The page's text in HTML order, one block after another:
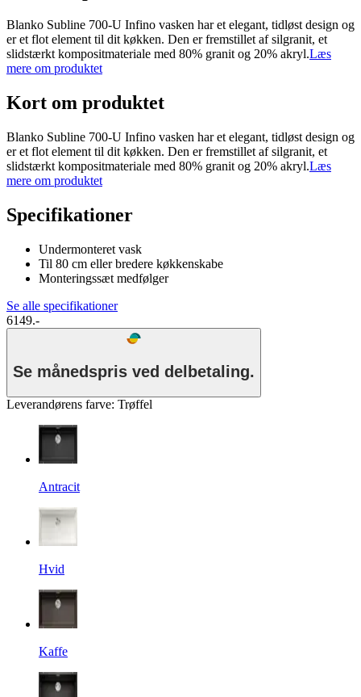
Blanko Subline 700-U Infino vasken har et elegant, tidløst design og
er et flot element til dit køkken. Den er fremstillet af silgranit, et
slidstærkt kompositmateriale med 80% granit og 20% akryl.Læs
mere om produktet
Kort om produktet
Blanko Subline 700-U Infino vasken har et elegant, tidløst design og
er et flot element til dit køkken. Den er fremstillet af silgranit, et
slidstærkt kompositmateriale med 80% granit og 20% akryl.Læs
mere om produktet
Specifikationer
Undermonteret vask
Til 80 cm eller bredere køkkenskabe
Monteringssæt medfølger
Se alle specifikationer
6149.-
Se månedspris ved delbetaling.
Leverandørens farve: Trøffel
Antracit
Hvid
Kaffe